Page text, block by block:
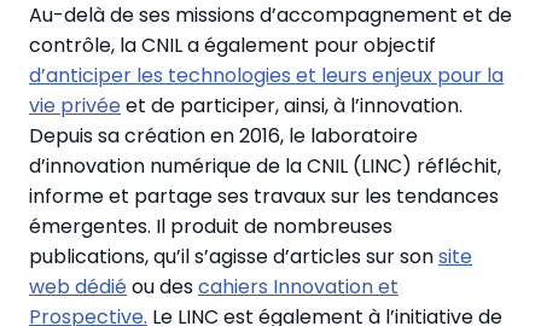
Au-delà de ses missions d’accompagnement et de
contrôle, la CNIL a également pour objectif
d’anticiper les technologies et leurs enjeux pour la
vie privéeet de participer, ainsi, à l’innovation.
Depuis sa création en 2016, le laboratoire
d’innovation numérique de la CNIL (LINC) réfléchit,
informe et partage ses travaux sur les tendances
émergentes. Il produit de nombreuses
publications, qu’il s’agisse d’articles sur sonsite
web dédiéou descahiers Innovation et
Prospective. Le LINC est également à l’initiative de